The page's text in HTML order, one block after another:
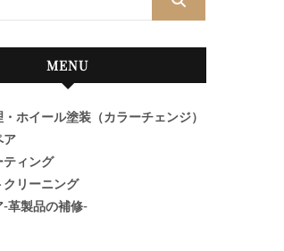
MENU
ホイール塗装（カラーチェンジ）
ア
ティング
リーニング
-革製品の補修-